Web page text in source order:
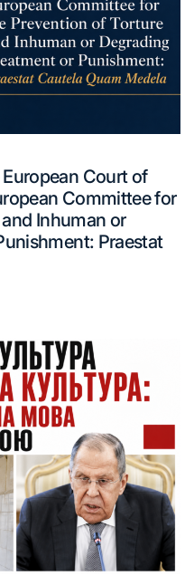
Court of
Committee for
Inhuman or
Praestat